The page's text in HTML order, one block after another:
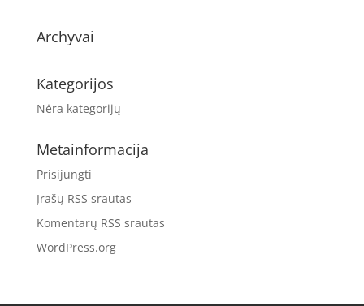
Archyvai
Kategorijos
Nėra kategorijų
Metainformacija
Prisijungti
Įrašų RSS srautas
Komentarų RSS srautas
WordPress.org